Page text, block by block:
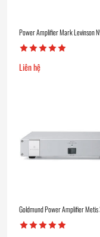
Power Amplifier Mark Levinson
Liên hệ
Goldmund Power Amplifier Metis